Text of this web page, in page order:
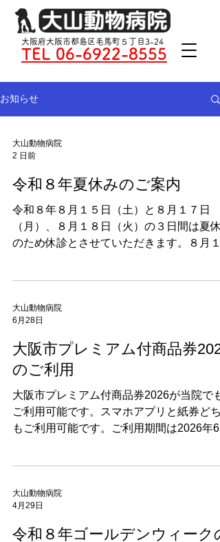
大阪府大阪市都島区毛馬町５丁目3-24
TEL 06-6922-8555
お知らせ
大山動物病院
2 日前
令和８年夏休みのご案内
令和８年８月１５日（土）と８月１７日
（月）、８月１８日（火）の３日間は夏休
のため休診とさせていただきます。８月１
大山動物病院
6月28日
大阪市プレミアム付商品券
のご利用
大阪市プレミアム付商品券2026が当院でも
ご利用可能です。スマホアプリと紙券どち
もご利用可能です。ご利用期間は2026年6
大山動物病院
4月29日
令和８年ゴールデンウィーク